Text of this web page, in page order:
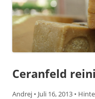
Ceranfeld
Andrej • Juli 16, 2013 •